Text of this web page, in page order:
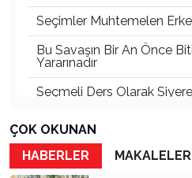
Seçimler Muhtemelen
Bu Savaşın Bir An Önce
Yararınadır
Seçmeli Ders Olarak
İki Menfur Saldırı ve
İncelenmelidir
Bu Savaşta Kazananlar,
ÇOK OKUNAN
HABERLER
MAKALELER